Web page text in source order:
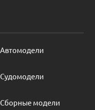
Автомодели
Судомодели
Сборные модели